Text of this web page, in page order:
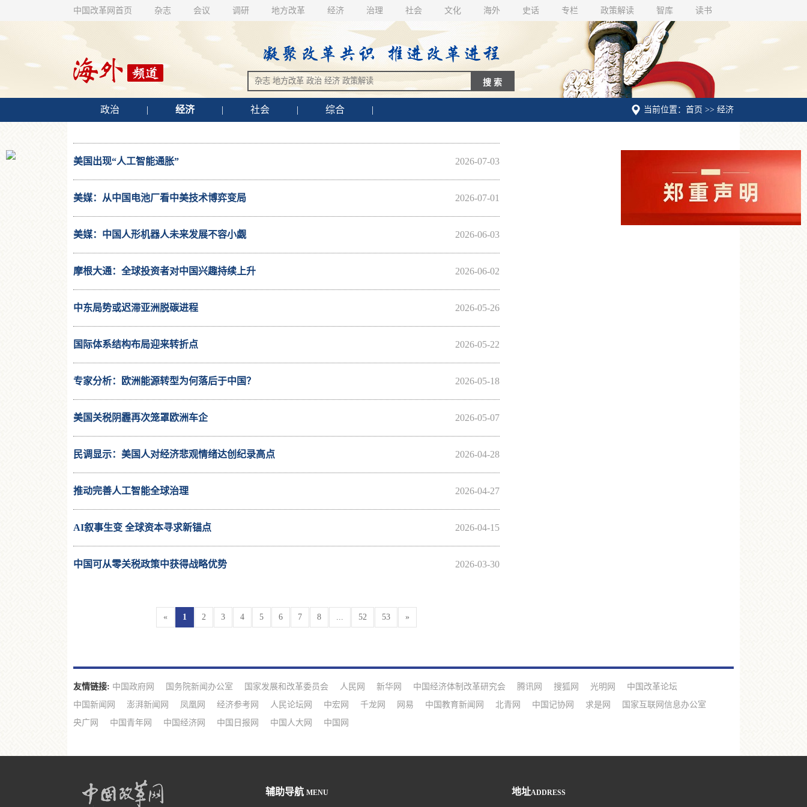
中国改革网首页 杂志 会议 调研 地方改革 经济 治理 社会 文化 海外 史话 专栏 政策解读 智库 读书
当前位置：首页 >> 经济
政治 | 经济 | 社会 | 综合 |
2026-07-03
美国出现“人工智能通胀”
2026-07-01
美媒：从中国电池厂看中美技术博弈变局
2026-06-03
美媒：中国人形机器人未来发展不容小觑
2026-06-02
摩根大通：全球投资者对中国兴趣持续上升
2026-05-26
中东局势或迟滞亚洲脱碳进程
2026-05-22
国际体系结构布局迎来转折点
2026-05-18
专家分析：欧洲能源转型为何落后于中国？
2026-05-07
美国关税阴霾再次笼罩欧洲车企
2026-04-28
民调显示：美国人对经济悲观情绪达创纪录高点
2026-04-27
推动完善人工智能全球治理
2026-04-15
AI叙事生变 全球资本寻求新锚点
2026-03-30
中国可从零关税政策中获得战略优势
« 1 2 3 4 5 6 7 8 ... 52 53 »
友情链接: 中国政府网 国务院新闻办公室 国家发展和改革委员会 人民网 新华网 中国经济体制改革研究会 腾讯网 搜狐网 光明网
中国改革论坛
中国新闻网
澎湃新闻网 凤凰网 经济参考网 人民论坛网 中宏网 千龙网 网易 中国教育新闻网 北青网 中国记协网 求是网
国家互联网信息办公室
央广网
中国青年网 中国经济网 中国日报网 中国人大网 中国网
辅助导航 MENU 地址ADDRESS